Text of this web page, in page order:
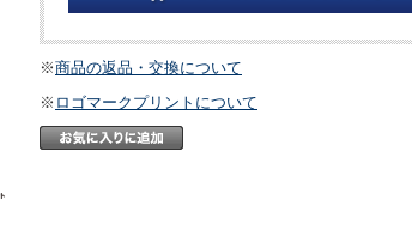
※商品の返品・交換について
※ ロゴマークプリントについて